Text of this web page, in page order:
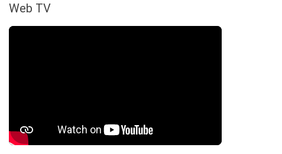
Web TV